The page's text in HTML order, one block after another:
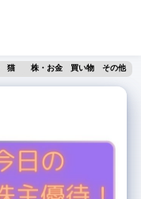
猫 株・お金 買い物 その他